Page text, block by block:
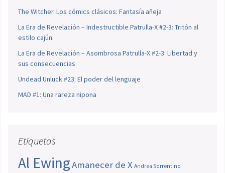
The Witcher. Los cómics clásicos: Fantasía añeja
La Era de Revelación – Indestructible Patrulla-X #2-3: Tritón al
estilo cajún
La Era de Revelación – Asombrosa Patrulla-X #2-3: Libertad y
sus consecuencias
Undead Unluck #23: El poder del lenguaje
MAD #1: Una rareza nipona
Etiquetas
Al EwingAmanecer de X Andrea Sorrentino